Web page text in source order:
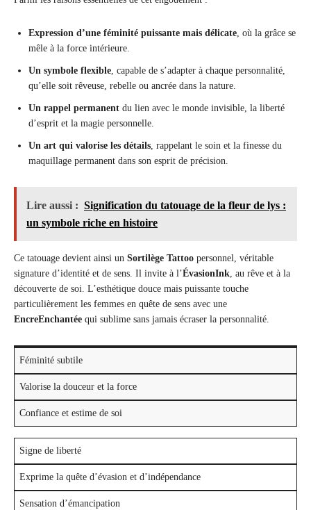
Expression d’une féminité puissante mais délicate, où la grâce se
mêle à la force intérieure.
Un symbole flexible, capable de s’adapter à chaque personnalité,
qu’elle soit rêveuse, rebelle ou ancrée dans la nature.
Un rappel permanent du lien avec le monde invisible, la liberté
d’esprit et la magie personnelle.
Un art qui valorise les détails, rappelant le soin et la finesse du
maquillage permanent dans son esprit de précision.
Lire aussi : Signification du tatouage de la fleur de lys :
un symbole riche en histoire
Ce tatouage devient ainsi un Sortilège Tattoo personnel, véritable
signature d’identité et de sens. Il invite à l’ÉvasionInk, au rêve et à la
découverte de soi. L’esthétique douce mais puissante touche
particulièrement les femmes en quête de sens avec une
EncreEnchantée qui sublime sans jamais écraser la personnalité.
Féminité subtile
Valorise la douceur et la force
Confiance et estime de soi
Signe de liberté
Exprime la quête d’évasion et d’indépendance
Sensation d’émancipation